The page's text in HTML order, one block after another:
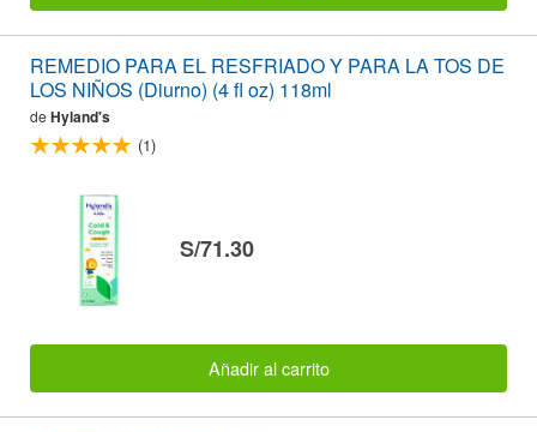
REMEDIO PARA EL RESFRIADO Y PARA LA TOS DE
LOS NIÑOS (Diurno) (4 fl oz) 118ml
de Hyland's
(1)
S/71.30
Añadir al carrito